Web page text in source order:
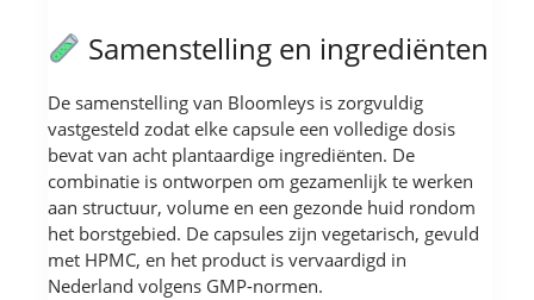
Samenstelling en ingrediënten
De samenstelling van Bloomleys is zorgvuldig
vastgesteld zodat elke capsule een volledige dosis
bevat van acht plantaardige ingrediënten. De
combinatie is ontworpen om gezamenlijk te werken
aan structuur, volume en een gezonde huid rondom
het borstgebied. De capsules zijn vegetarisch, gevuld
met HPMC, en het product is vervaardigd in
Nederland volgens GMP-normen.